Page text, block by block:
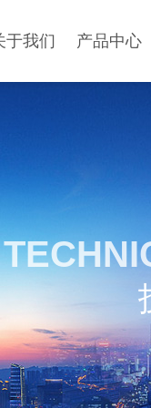
于我们 产品中心